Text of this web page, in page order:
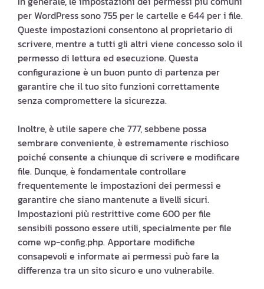
per WordPress sono 755 per le cartelle e 644 per i file.
Queste impostazioni consentono al proprietario di
scrivere, mentre a tutti gli altri viene concesso solo il
permesso di lettura ed esecuzione. Questa
configurazione è un buon punto di partenza per
garantire che il tuo sito funzioni correttamente
senza compromettere la sicurezza.
Inoltre, è utile sapere che 777, sebbene possa
sembrare conveniente, è estremamente rischioso
poiché consente a chiunque di scrivere e modificare
file. Dunque, è fondamentale controllare
frequentemente le impostazioni dei permessi e
garantire che siano mantenute a livelli sicuri.
Impostazioni più restrittive come 600 per file
sensibili possono essere utili, specialmente per file
come wp-config.php. Apportare modifiche
consapevoli e informate ai permessi può fare la
differenza tra un sito sicuro e uno vulnerabile.